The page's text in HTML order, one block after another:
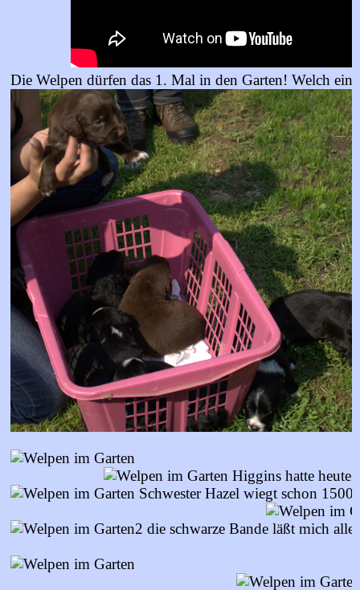
Die Welpen dürfen das 1. Mal in den Garten! Welch
Higgins hatte heute
Schwester Hazel wiegt schon
die schwarze Bande läßt mich